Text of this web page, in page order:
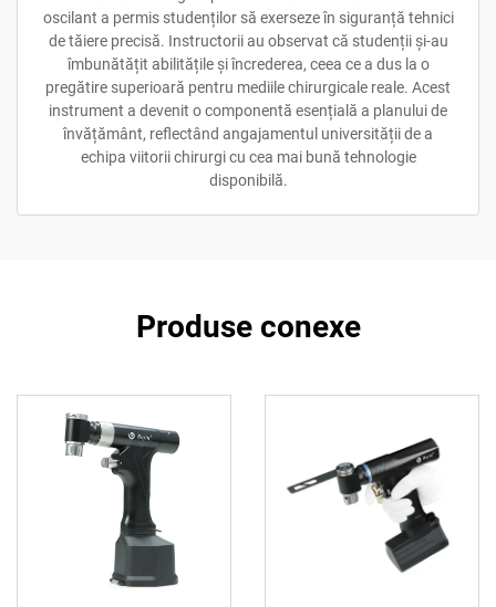
oscilant a permis studenților să exerseze în siguranță tehnici
de tăiere precisă. Instructorii au observat că studenții și-au
îmbunătățit abilitățile și încrederea, ceea ce a dus la o
pregătire superioară pentru mediile chirurgicale reale. Acest
instrument a devenit o componentă esențială a planului de
învățământ, reflectând angajamentul universității de a
echipa viitorii chirurgi cu cea mai bună tehnologie
disponibilă.
Produse conexe